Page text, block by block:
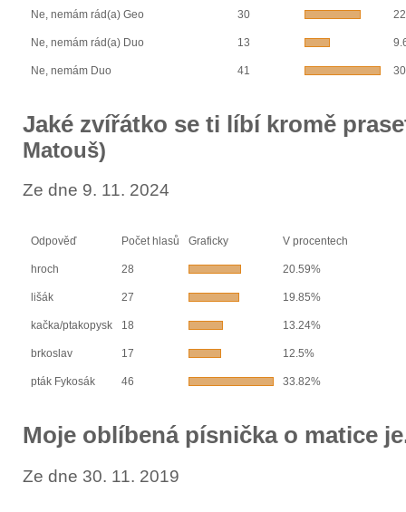
Ne, nemám rád(a) Geo 30
Ne, nemám rád(a) Duo 13
Ne, nemám Duo 41
Jaké zvířátko se ti líbí kromě
Matouš)
Ze dne 9. 11. 2024
Odpověď Počet hlasů Graficky V procentech
hroch 28 20.59%
lišák 27 19.85%
kačka/ptakopysk 18 13.24%
brkoslav 17 12.5%
pták Fykosák 46 33.82%
Moje oblíbená písnička o matice
Ze dne 30. 11. 2019